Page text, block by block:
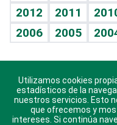
Celebrando la vida
Sin complejos
En pocas palabras
Escuchando al corazón
Economía Personal
2012
2011
2006
2005
Descarga nuestras
Utilizamos cookies
estadísticos de la
nuestros servicios. Esto
que ofrecemos y
intereses. Si continúa